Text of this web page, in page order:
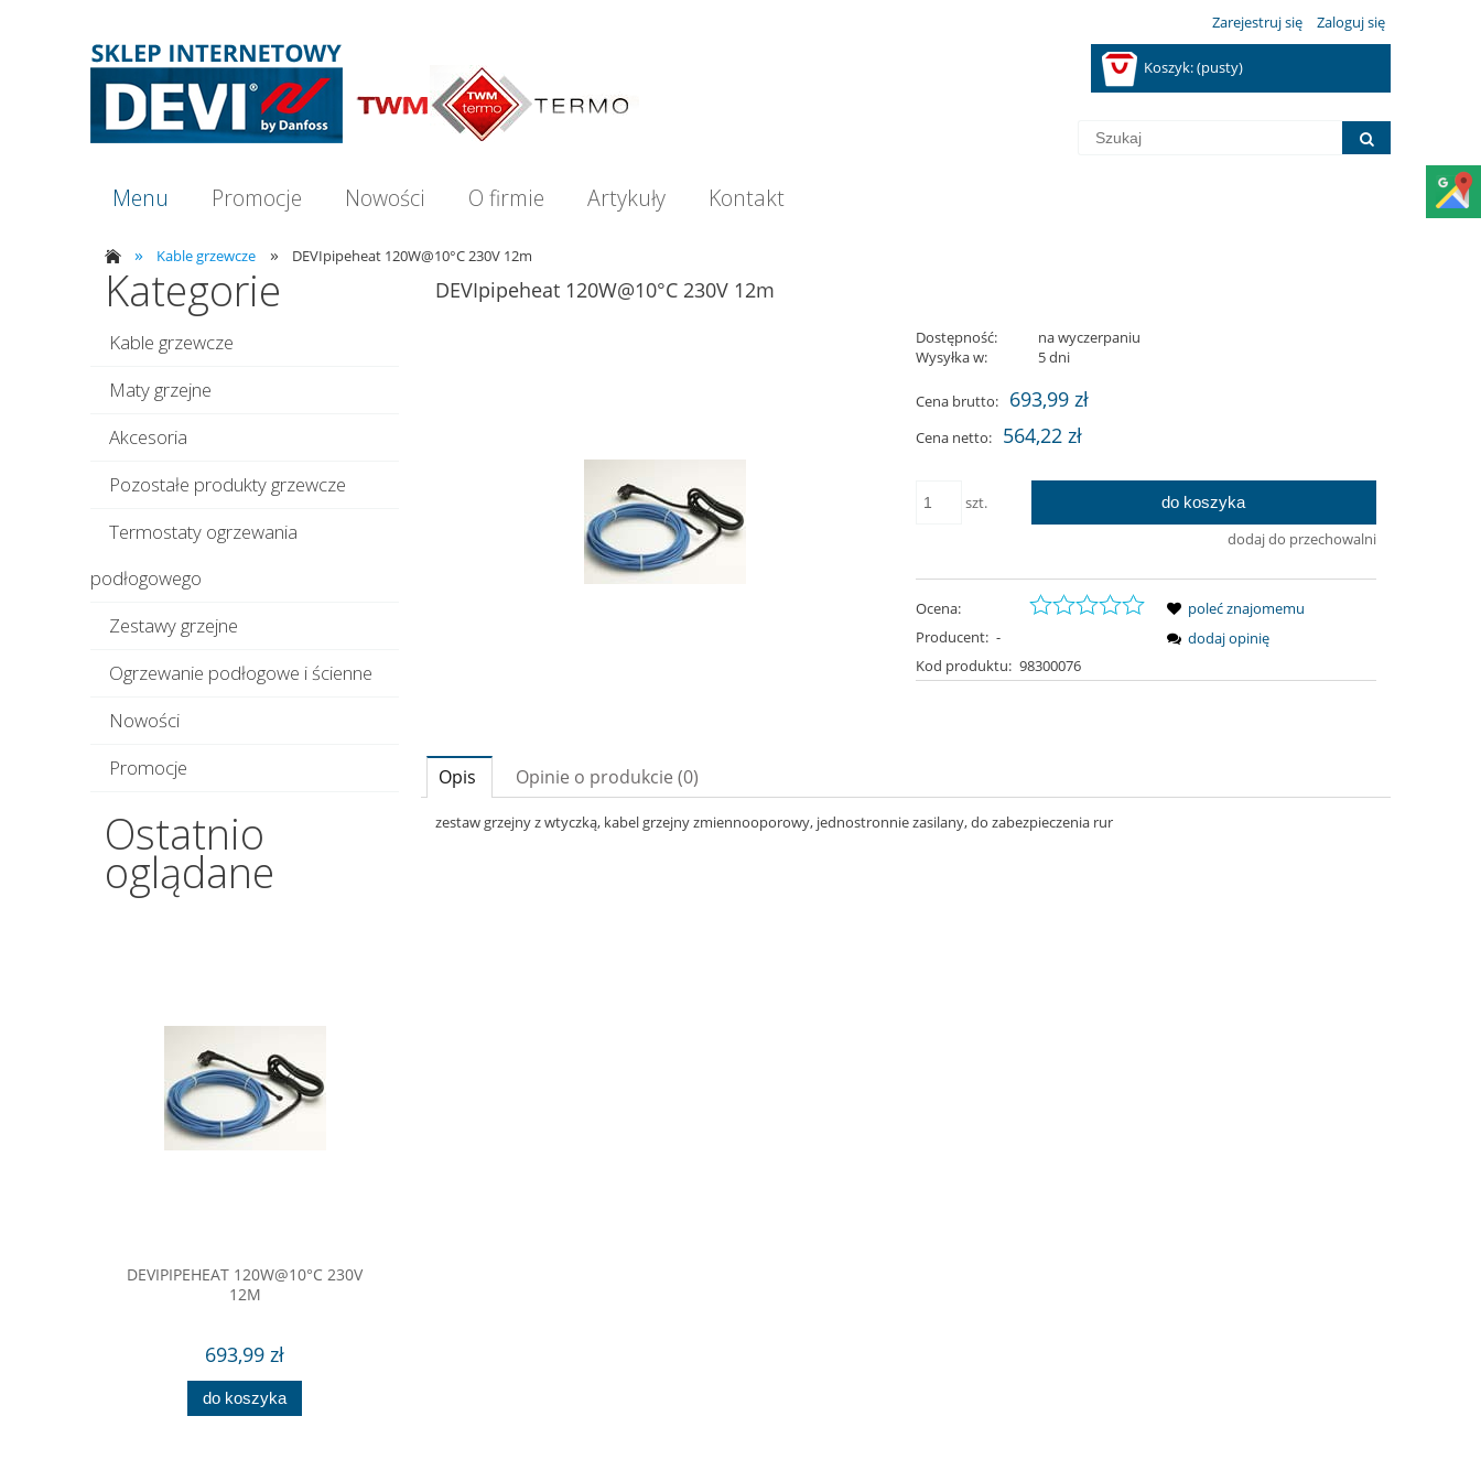
Zarejestruj się Zaloguj się
Koszyk:(pusty)
Menu Promocje Nowości O firmie Artykuły Kontakt
» Kable grzewcze » DEVIpipeheat 120W@10°C 230V 12m
Kategorie
Kable grzewcze
Maty grzejne
Akcesoria
Pozostałe produkty grzewcze
Termostaty ogrzewania
podłogowego
Zestawy grzejne
Ogrzewanie podłogowe i ścienne
Nowości
Promocje
Ostatnio
oglądane
DEVIPIPEHEAT 120W@10°C 230V
12M
693,99 zł
do koszyka
DEVIpipeheat 120W@10°C 230V 12m
Dostępność:
na wyczerpaniu
Wysyłka w:
5 dni
Cena brutto: 693,99 zł
Cena netto: 564,22 zł
szt. do koszyka
dodaj do przechowalni
Ocena:
Producent: -
Kod produktu: 98300076
poleć znajomemu
dodaj opinię
Opis Opinie o produkcie (0)
zestaw grzejny z wtyczką, kabel grzejny zmiennooporowy, jednostronnie zasilany, do zabezpieczenia rur